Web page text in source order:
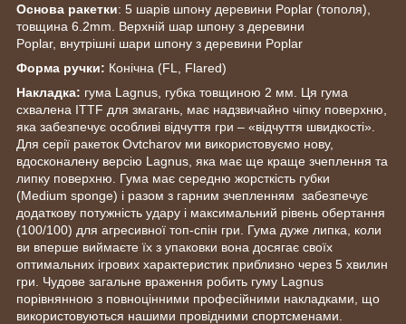
Основа ракетки: 5 шарів шпону деревини Poplar (тополя),
товщина 6.2mm. Верхній шар шпону з деревини
Poplar, внутрішні шари шпону з деревини Poplar
Форма ручки: Конічна (FL, Flared)
Накладка: гума Lagnus, губка товщиною 2 мм. Ця гума
схвалена ITTF для змагань, має надзвичайно чіпку поверхню,
яка забезпечує особливі відчуття гри – «відчуття швидкості».
Для серії ракеток Ovtcharov ми використовуємо нову,
вдосконалену версію Lagnus, яка має ще краще зчеплення та
липку поверхню. Гума має середню жорсткість губки
(Medium sponge) і разом з гарним зчепленням забезпечує
додаткову потужність удару і максимальний рівень обертання
(100/100) для агресивної топ-спін гри. Гума дуже липка, коли
ви вперше виймаєте їх з упаковки вона досягає своїх
оптимальних ігрових характеристик приблизно через 5 хвилин
гри. Чудове загальне враження робить гуму Lagnus
порівнянною з повноцінними професійними накладками, що
використовуються нашими провідними спортсменами.